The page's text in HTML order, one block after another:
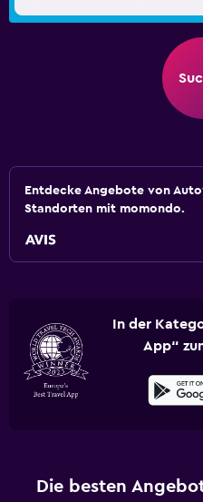
Entdecke Angebote von
Standorten mit momondo.
In der
App“
Die besten